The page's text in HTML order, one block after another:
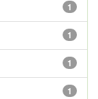
1
1
1
1